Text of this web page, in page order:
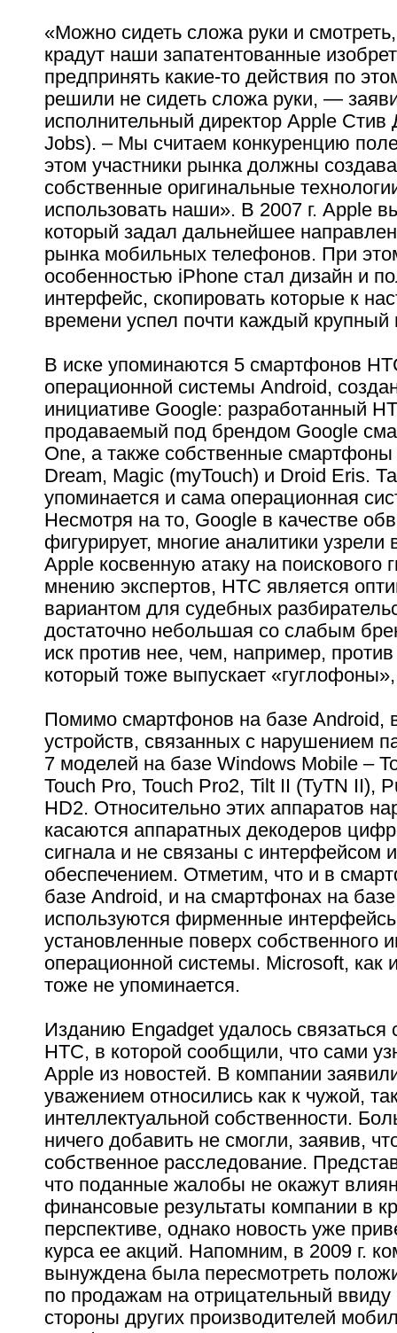
«Можно сидеть сложа руки и
крадут наши запатентованные
предпринять какие-то действия по
решили не сидеть сложа руки, —
исполнительный директор Apple
Jobs). – Мы считаем конкуренцию
этом участники рынка должны
собственные оригинальные
использовать наши». В 2007 г. Apple
который задал дальнейшее
рынка мобильных телефонов. При
особенностью iPhone стал дизайн и
интерфейс, скопировать которые к
времени успел почти каждый крупный
В иске упоминаются 5 смартфонов
операционной системы Android,
инициативе Google: разработанный
продаваемый под брендом Google
One, а также собственные
Dream, Magic (myTouch) и Droid Eris.
упоминается и сама операционная
Несмотря на то, Google в качестве
фигурирует, многие аналитики узрели
Apple косвенную атаку на поискового
мнению экспертов, HTC является
вариантом для судебных
достаточно небольшая со слабым
иск против нее, чем, например,
который тоже выпускает
Помимо смартфонов на базе Android,
устройств, связанных с нарушением
7 моделей на базе Windows Mobile –
Touch Pro, Touch Pro2, Tilt II (TyTN II),
HD2. Относительно этих аппаратов
касаются аппаратных декодеров
сигнала и не связаны с интерфейсом
обеспечением. Отметим, что и в
базе Android, и на смартфонах на
используются фирменные
установленные поверх собственного
операционной системы. Microsoft, как
тоже не упоминается.
Изданию Engadget удалось связаться
HTC, в которой сообщили, что сами
Apple из новостей. В компании
уважением относились как к чужой,
интеллектуальной собственности.
ничего добавить не смогли, заявив,
собственное расследование.
что поданные жалобы не окажут
финансовые результаты компании в
перспективе, однако новость уже
курса ее акций. Напомним, в 2009 г.
вынуждена была пересмотреть
по продажам на отрицательный ввиду
стороны других производителей